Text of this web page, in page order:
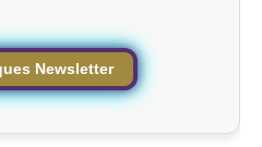
Newsletter